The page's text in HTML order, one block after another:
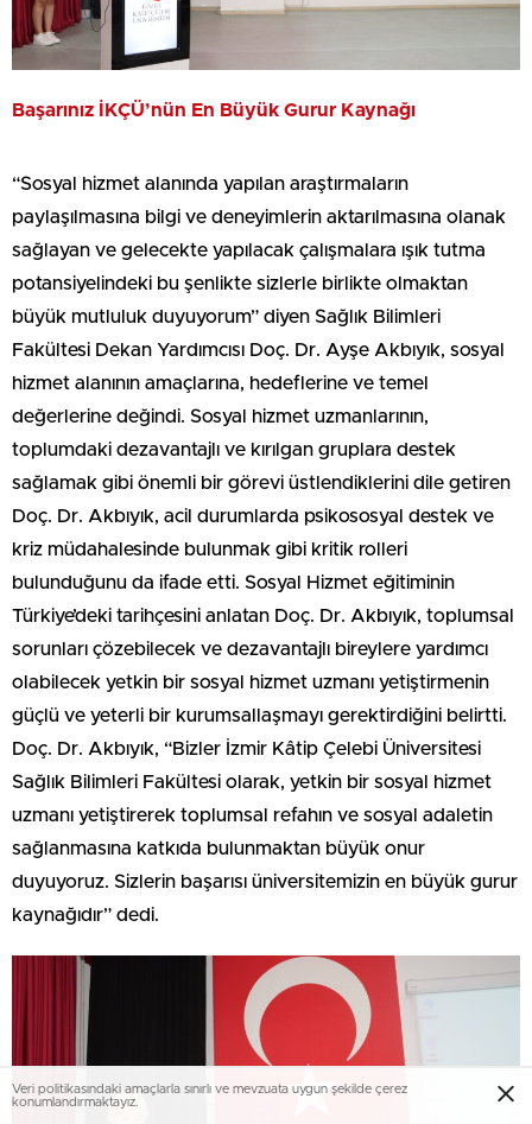
Başarınız İKÇÜ’nün En Büyük Gurur Kaynağı
“Sosyal hizmet alanında yapılan araştırmaların
paylaşılmasına bilgi ve deneyimlerin aktarılmasına olanak
sağlayan ve gelecekte yapılacak çalışmalara ışık tutma
potansiyelindeki bu şenlikte sizlerle birlikte olmaktan
büyük mutluluk duyuyorum” diyen Sağlık Bilimleri
Fakültesi Dekan Yardımcısı Doç. Dr. Ayşe Akbıyık, sosyal
hizmet alanının amaçlarına, hedeflerine ve temel
değerlerine değindi. Sosyal hizmet uzmanlarının,
toplumdaki dezavantajlı ve kırılgan gruplara destek
sağlamak gibi önemli bir görevi üstlendiklerini dile getiren
Doç. Dr. Akbıyık, acil durumlarda psikososyal destek ve
kriz müdahalesinde bulunmak gibi kritik rolleri
bulunduğunu da ifade etti. Sosyal Hizmet eğitiminin
Türkiye’deki tarihçesini anlatan Doç. Dr. Akbıyık, toplumsal
sorunları çözebilecek ve dezavantajlı bireylere yardımcı
olabilecek yetkin bir sosyal hizmet uzmanı yetiştirmenin
güçlü ve yeterli bir kurumsallaşmayı gerektirdiğini belirtti.
Doç. Dr. Akbıyık, “Bizler İzmir Kâtip Çelebi Üniversitesi
Sağlık Bilimleri Fakültesi olarak, yetkin bir sosyal hizmet
uzmanı yetiştirerek toplumsal refahın ve sosyal adaletin
sağlanmasına katkıda bulunmaktan büyük onur
duyuyoruz. Sizlerin başarısı üniversitemizin en büyük gurur
kaynağıdır” dedi.
Veri politikasındaki amaçlarla sınırlı ve mevzuata uygun şekilde çerez
konumlandırmaktayız.